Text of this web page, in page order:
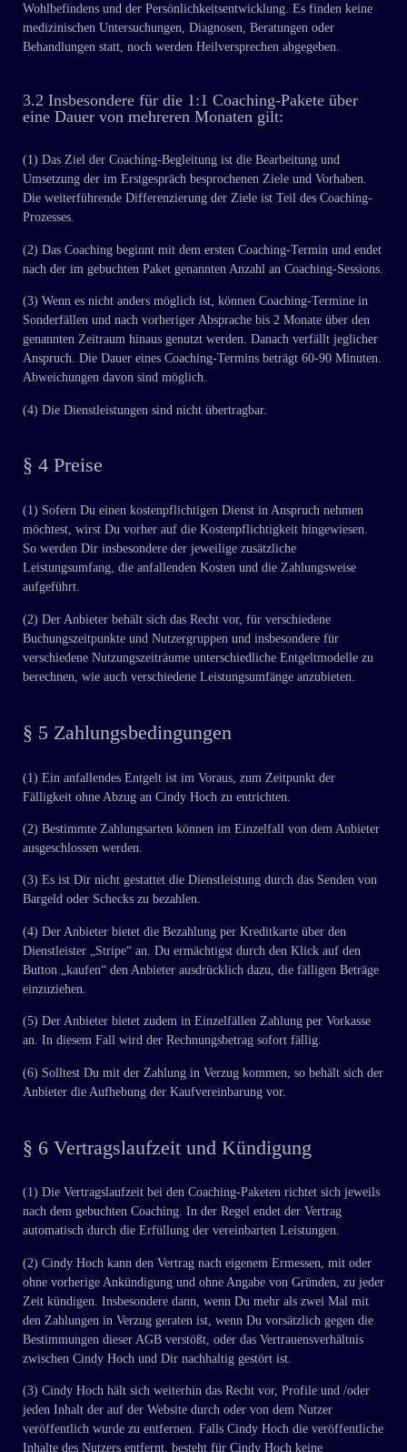
Wohlbefindens und der Persönlichkeitsentwicklung. Es finden keine
medizinischen Untersuchungen, Diagnosen, Beratungen oder
Behandlungen statt, noch werden Heilversprechen abgegeben.
3.2 Insbesondere für die 1:1 Coaching-Pakete über
eine Dauer von mehreren Monaten gilt:
(1) Das Ziel der Coaching-Begleitung ist die Bearbeitung und
Umsetzung der im Erstgespräch besprochenen Ziele und Vorhaben.
Die weiterführende Differenzierung der Ziele ist Teil des Coaching-
Prozesses.
(2) Das Coaching beginnt mit dem ersten Coaching-Termin und endet
nach der im gebuchten Paket genannten Anzahl an Coaching-Sessions.
(3) Wenn es nicht anders möglich ist, können Coaching-Termine in
Sonderfällen und nach vorheriger Absprache bis 2 Monate über den
genannten Zeitraum hinaus genutzt werden. Danach verfällt jeglicher
Anspruch. Die Dauer eines Coaching-Termins beträgt 60-90 Minuten.
Abweichungen davon sind möglich.
(4) Die Dienstleistungen sind nicht übertragbar.
§ 4 Preise
(1) Sofern Du einen kostenpflichtigen Dienst in Anspruch nehmen
möchtest, wirst Du vorher auf die Kostenpflichtigkeit hingewiesen.
So werden Dir insbesondere der jeweilige zusätzliche
Leistungsumfang, die anfallenden Kosten und die Zahlungsweise
aufgeführt.
(2) Der Anbieter behält sich das Recht vor, für verschiedene
Buchungszeitpunkte und Nutzergruppen und insbesondere für
verschiedene Nutzungszeiträume unterschiedliche Entgeltmodelle zu
berechnen, wie auch verschiedene Leistungsumfänge anzubieten.
§ 5 Zahlungsbedingungen
(1) Ein anfallendes Entgelt ist im Voraus, zum Zeitpunkt der
Fälligkeit ohne Abzug an Cindy Hoch zu entrichten.
(2) Bestimmte Zahlungsarten können im Einzelfall von dem Anbieter
ausgeschlossen werden.
(3) Es ist Dir nicht gestattet die Dienstleistung durch das Senden von
Bargeld oder Schecks zu bezahlen.
(4) Der Anbieter bietet die Bezahlung per Kreditkarte über den
Dienstleister „Stripe“ an. Du ermächtigst durch den Klick auf den
Button „kaufen“ den Anbieter ausdrücklich dazu, die fälligen Beträge
einzuziehen.
(5) Der Anbieter bietet zudem in Einzelfällen Zahlung per Vorkasse
an. In diesem Fall wird der Rechnungsbetrag sofort fällig.
(6) Solltest Du mit der Zahlung in Verzug kommen, so behält sich der
Anbieter die Aufhebung der Kaufvereinbarung vor.
§ 6 Vertragslaufzeit und Kündigung
(1) Die Vertragslaufzeit bei den Coaching-Paketen richtet sich jeweils
nach dem gebuchten Coaching. In der Regel endet der Vertrag
automatisch durch die Erfüllung der vereinbarten Leistungen.
(2) Cindy Hoch kann den Vertrag nach eigenem Ermessen, mit oder
ohne vorherige Ankündigung und ohne Angabe von Gründen, zu jeder
Zeit kündigen. Insbesondere dann, wenn Du mehr als zwei Mal mit
den Zahlungen in Verzug geraten ist, wenn Du vorsätzlich gegen die
Bestimmungen dieser AGB verstößt, oder das Vertrauensverhältnis
zwischen Cindy Hoch und Dir nachhaltig gestört ist.
(3) Cindy Hoch hält sich weiterhin das Recht vor, Profile und /oder
jeden Inhalt der auf der Website durch oder von dem Nutzer
veröffentlich wurde zu entfernen. Falls Cindy Hoch die veröffentliche
Inhalte des Nutzers entfernt, besteht für Cindy Hoch keine